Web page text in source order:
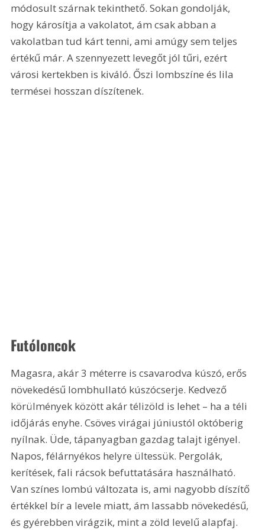
módosult szárnak tekinthető. Sokan gondolják,
hogy károsítja a vakolatot, ám csak abban a
vakolatban tud kárt tenni, ami amúgy sem teljes
értékű már. A szennyezett levegőt jól tűri, ezért
városi kertekben is kiváló. Őszi lombszíne és lila
termései hosszan díszítenek.
Futóloncok
Magasra, akár 3 méterre is csavarodva kúszó, erős
növekedésű lombhullató kúszócserje. Kedvező
körülmények között akár télizöld is lehet – ha a téli
időjárás enyhe. Csöves virágai júniustól októberig
nyílnak. Üde, tápanyagban gazdag talajt igényel.
Napos, félárnyékos helyre ültessük. Pergolák,
kerítések, fali rácsok befuttatására használható.
Van színes lombú változata is, ami nagyobb díszítő
értékkel bír a levele miatt, ám lassabb növekedésű,
és gyérebben virágzik, mint a zöld levelű alapfaj.